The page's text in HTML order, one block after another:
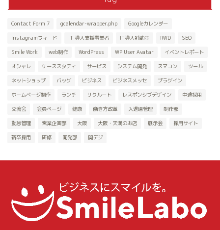
Contact Form 7 gcalendar-wrapper.php Googleカレンダー
Instagramフィード IT 導入支援事業者 IT導入補助金 RWD SEO
Smile Work web制作 WordPress WP User Avatar イベントレポート
オシャレ ケーススタディ サービス システム開発 スマコン ツール
ネットショップ バッグ ビジネス ビジネスメッセ プラグイン
ホームページ制作 ランチ リクルート レスポンシブデザイン 中途採用
交流会 会員ページ 健康 働き方改革 入退場管理 制作部
勤怠管理 営業企画部 大阪 大阪・天満のお店 展示会 採用サイト
新卒採用 研修 開発部 関デジ